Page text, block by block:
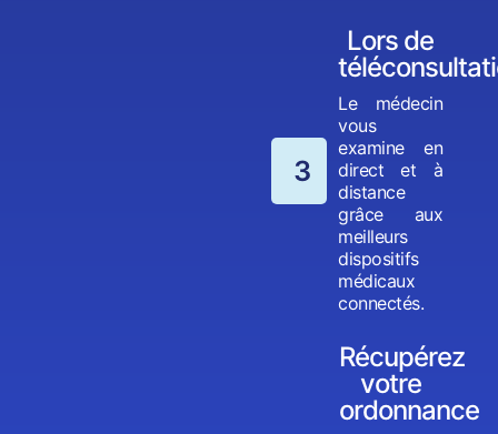
3
Lors de
Le médecin
vous
examine en
direct et à
distance
grâce aux
meilleurs
dispositifs
médicaux
connectés.
Récupérez
votre
ordonnance